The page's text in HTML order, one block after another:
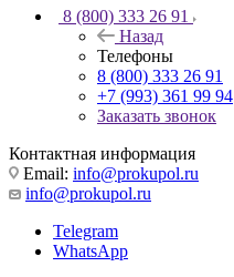
8 (800) 333 26 91
Назад
Телефоны
8 (800) 333 26 91
+7 (993) 361 99 94
Заказать звонок
Контактная информация
Email: info@prokupol.ru
info@prokupol.ru
Telegram
WhatsApp